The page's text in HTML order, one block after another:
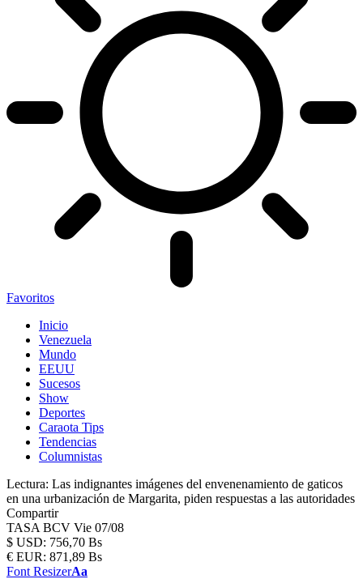
Favoritos
Inicio
Venezuela
Mundo
EEUU
Sucesos
Show
Deportes
Caraota Tips
Tendencias
Columnistas
Lectura: Las indignantes imágenes del envenenamiento de gaticos
en una urbanización de Margarita, piden respuestas a las autoridades
Compartir
TASA BCV Vie 07/08
$ USD: 756,70 Bs
€ EUR: 871,89 Bs
Font ResizerAa